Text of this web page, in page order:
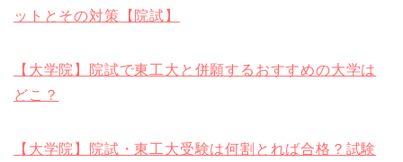
ットとその対策【院試】
【大学院】院試で東工大と併願するおすすめの大学は
どこ？
【大学院】院試・東工大受験は何割とれば合格？試験